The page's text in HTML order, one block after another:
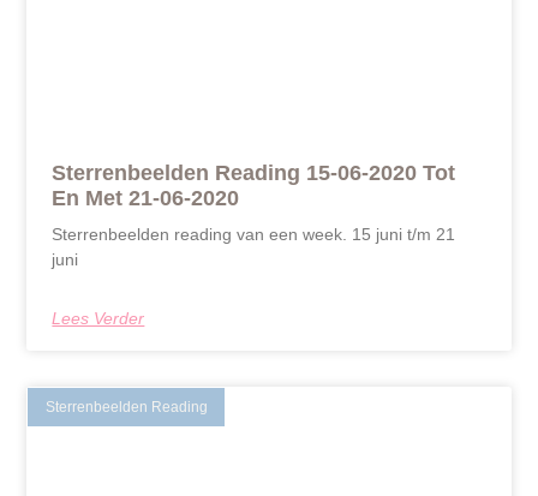
Sterrenbeelden Reading 15-06-2020 Tot
En Met 21-06-2020
Sterrenbeelden reading van een week. 15 juni t/m 21
juni
Lees Verder
Sterrenbeelden Reading